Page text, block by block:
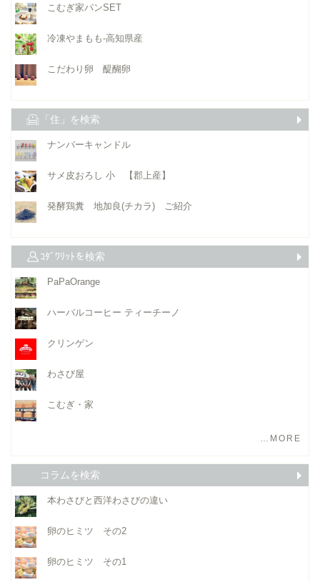
こむぎ家パンSET
冷凍やまもも-高知県産
こだわり卵 醍醐卵
「住」を検索
ナンバーキャンドル
サメ皮おろし 小 【郡上産】
発酵鶏糞 地加良(チカラ) ご紹介
ｺﾀﾞﾜﾘｯﾄを検索
PaPaOrange
ハーバルコーヒー ティーチーノ
クリンゲン
わさび屋
こむぎ・家
…MORE
コラムを検索
本わさびと西洋わさびの違い
卵のヒミツ その2
卵のヒミツ その1